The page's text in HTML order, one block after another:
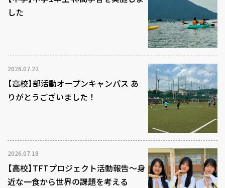
した
2026.07.22
【高校】部活動オープンキャンパス あ
りがとうございました！
2026.07.18
【高校】TFTプロジェクト活動報告～身
近な一食から世界の課題を考える